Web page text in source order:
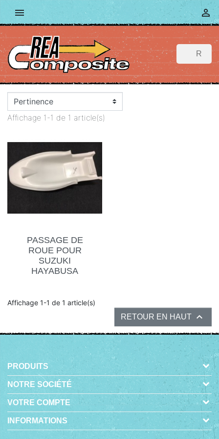
 
Affichage 1-1 de 1 article(s)
PASSAGE DE
ROUE POUR
SUZUKI
HAYABUSA
Affichage 1-1 de 1 article(s)
RETOUR EN HAUT 
PRODUITS
NOTRE SOCIÉTÉ
VOTRE COMPTE
INFORMATIONS
© 2026 - BOUTIQUE EN LIGNE CRÉÉE AVEC